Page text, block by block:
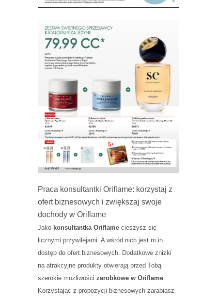
Praca konsultantki Oriflame: korzystaj z
ofert biznesowych i zwiększaj swoje
dochody w Oriflame
Jako konsultantka Oriflame cieszysz się
licznymi przywilejami. A wśród nich jest m.in.
dostęp do ofert biznesowych. Dodatkowe zniżki
na atrakcyjne produkty otwierają przed Tobą
szerokie możliwości zarobkowe w Oriflame
Korzystając z propozycji biznesowych zarabiasz